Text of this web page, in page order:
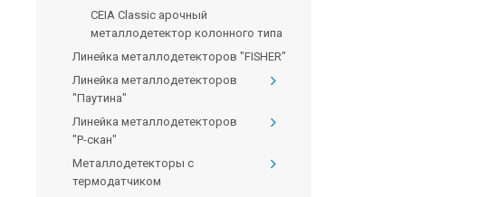
CEIA Classic арочный
металлодетектор колонного типа
Линейка металлодетекторов "FISHER"
Линейка металлодетекторов
"Паутина"
Линейка металлодетекторов
"Р-скан"
Металлодетекторы с
термодатчиком